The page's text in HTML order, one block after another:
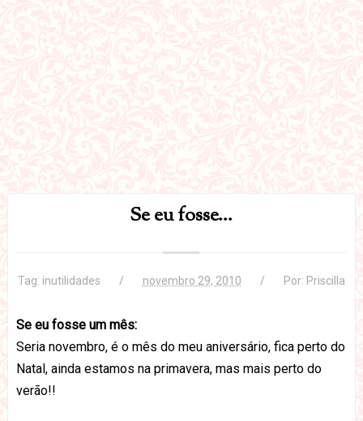
Se eu fosse...
Tag: inutilidades novembro 29, 2010 Por: Priscilla
Se eu fosse um mês:
Seria novembro, é o mês do meu aniversário, fica perto do
Natal, ainda estamos na primavera, mas mais perto do
verão!!